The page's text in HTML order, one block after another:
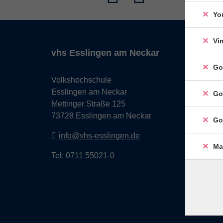
vhs Esslingen am Neckar
Volkshochschule
Esslingen am Neckar
Mettinger Straße 125
73728 Esslingen am Neckar
info@vhs-esslingen.de
Tel: 0711 55021-0